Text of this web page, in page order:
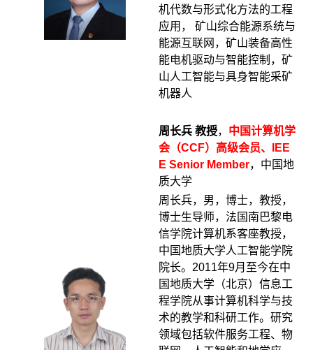
机代数与形式化方法的工程
应用， 矿山综合能源系统与
能源互联网，矿山装备高性
能电机驱动与智能控制，矿
山人工智能与具身智能采矿
机器人
周长兵 教授， 中国计算机学
会（CCF）高级会员、IEE
E Senior Member，中国地
质大学
周长兵，男，博士，教授，
博士生导师，法国南巴黎电
信学院计算机系客座教授，
中国地质大学人工智能学院
院长。2011年9月至今在中
国地质大学（北京）信息工
程学院从事计算机科学与技
术的教学和科研工作。研究
领域包括软件服务工程、物